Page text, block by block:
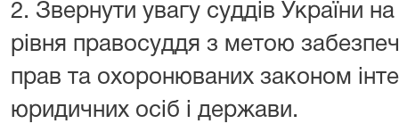
2. Звернути увагу суддів України
рівня правосуддя з метою
прав та охоронюваних законом
юридичних осіб і держави.